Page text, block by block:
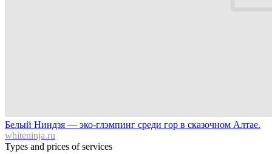
Белый Ниндзя — эко-глэмпинг среди гор в сказочном Алтае.
whiteninja.ru
Types and prices of services